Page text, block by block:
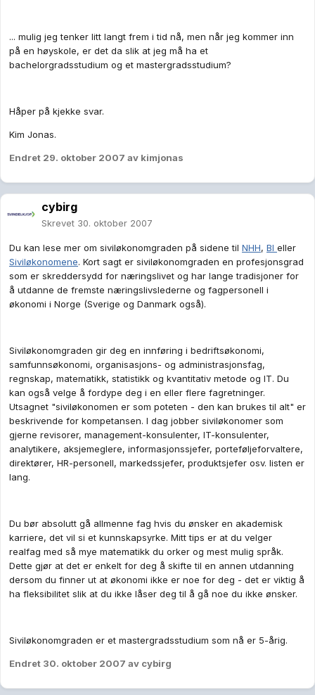
... mulig jeg tenker litt langt frem i tid nå, men når jeg kommer inn
på en høyskole, er det da slik at jeg må ha et
bachelorgradsstudium og et mastergradsstudium?
Håper på kjekke svar.
Kim Jonas.
Endret 29. oktober 2007 av kimjonas
cybirg
Skrevet 30. oktober 2007
Du kan lese mer om siviløkonomgraden på sidene til NHH, BI eller
Siviløkonomene. Kort sagt er siviløkonomgraden en profesjonsgrad
som er skreddersydd for næringslivet og har lange tradisjoner for
å utdanne de fremste næringslivslederne og fagpersonell i
økonomi i Norge (Sverige og Danmark også).
Siviløkonomgraden gir deg en innføring i bedriftsøkonomi,
samfunnsøkonomi, organisasjons- og administrasjonsfag,
regnskap, matematikk, statistikk og kvantitativ metode og IT. Du
kan også velge å fordype deg i en eller flere fagretninger.
Utsagnet "siviløkonomen er som poteten - den kan brukes til alt" er
beskrivende for kompetansen. I dag jobber siviløkonomer som
gjerne revisorer, management-konsulenter, IT-konsulenter,
analytikere, aksjemeglere, informasjonssjefer, porteføljeforvaltere,
direktører, HR-personell, markedssjefer, produktsjefer osv. listen er
lang.
Du bør absolutt gå allmenne fag hvis du ønsker en akademisk
karriere, det vil si et kunnskapsyrke. Mitt tips er at du velger
realfag med så mye matematikk du orker og mest mulig språk.
Dette gjør at det er enkelt for deg å skifte til en annen utdanning
dersom du finner ut at økonomi ikke er noe for deg - det er viktig å
ha fleksibilitet slik at du ikke låser deg til å gå noe du ikke ønsker.
Siviløkonomgraden er et mastergradsstudium som nå er 5-årig.
Endret 30. oktober 2007 av cybirg